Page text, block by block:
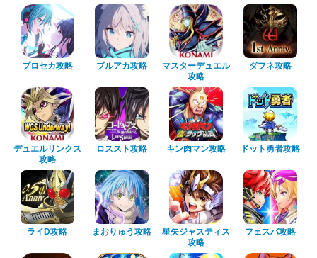
プロセカ攻略 ブルアカ攻略
マスターデュエル
攻略
ダフネ攻略
デュエルリンクス
攻略
ロススト攻略 キン肉マン攻略 ドット勇者攻略
ライD攻略 まおりゅう攻略
星矢ジャスティス
攻略
フェスバ攻略